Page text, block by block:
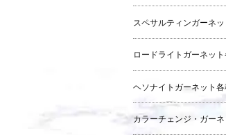
スペサルティンガーネ
ロードライトガーネッ
ヘソナイトガーネット
カラーチェンジ・ガー